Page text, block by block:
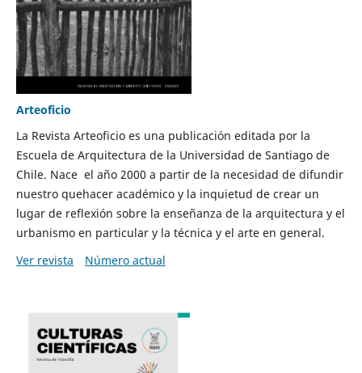
Arteoficio
La Revista Arteoficio es una publicación editada por la
Escuela de Arquitectura de la Universidad de Santiago de
Chile. Nace el año 2000 a partir de la necesidad de difundir
nuestro quehacer académico y la inquietud de crear un
lugar de reflexión sobre la enseñanza de la arquitectura y el
urbanismo en particular y la técnica y el arte en general.
Ver revista
Número actual